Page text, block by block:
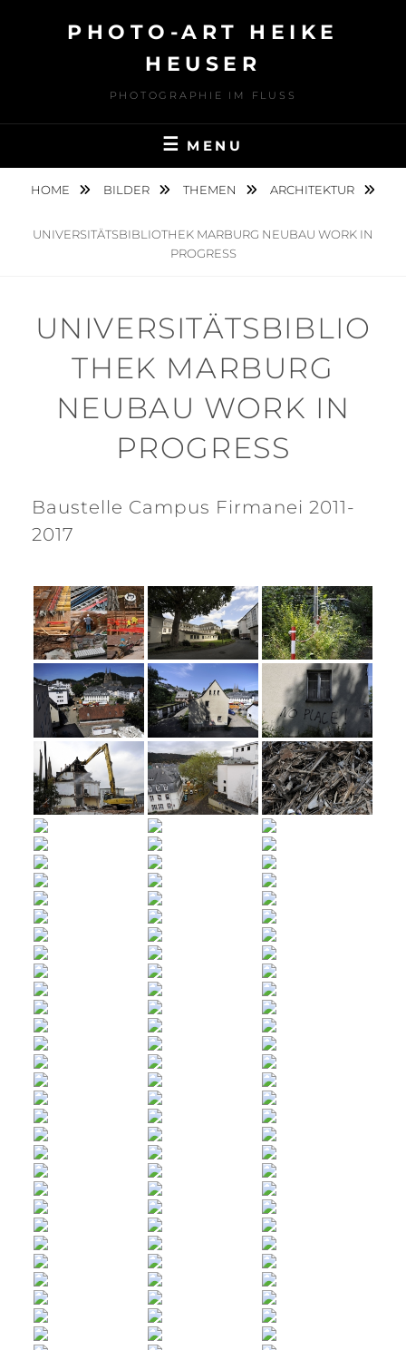
PHOTO-ART HEIKE
HEUSER
PHOTOGRAPHIE IM FLUSS
MENU
HOME BILDER THEMEN ARCHITEKTUR
UNIVERSITÄTSBIBLIOTHEK MARBURG NEUBAU WORK IN
PROGRESS
UNIVERSITÄTSBIBLIO
THEK MARBURG
NEUBAU WORK IN
PROGRESS
Baustelle Campus Firmanei 2011-
2017